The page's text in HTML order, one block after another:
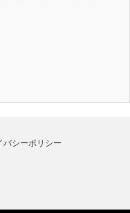
バシーポリシー